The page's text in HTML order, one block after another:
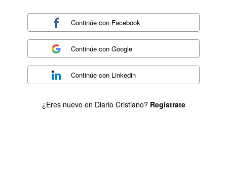
Continúe con Facebook
Continúe conGoogle
Continúe con Linkedin
¿Eres nuevo en Diario Cristiano? Regístrate